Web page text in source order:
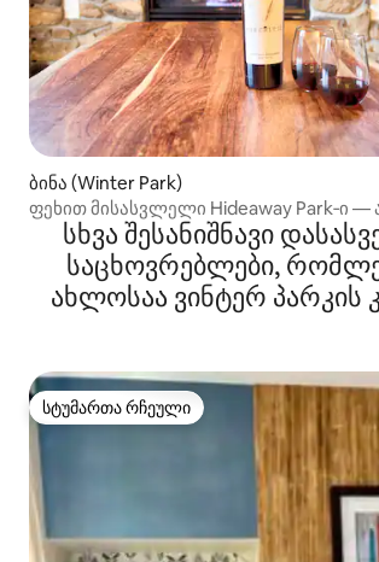
ბინა (Winter Park)
ფეხით მისასვლელი Hideaway Park‑ი —
შინაური ცხოველებისთვის შესაფერისი
სხვა შესანიშნავი
საცხოვრებლები,
ახლოსაა ვინტერ
სტუმართა რჩეული
სტუმართა რჩეული